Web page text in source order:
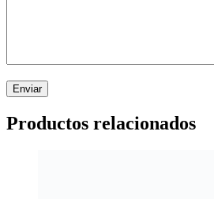
Productos relacionados